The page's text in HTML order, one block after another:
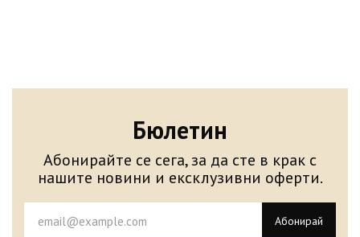
Бюлетин
Абонирайте се сега, за да сте в крак с
нашите новини и ексклузивни оферти.
Абонирай